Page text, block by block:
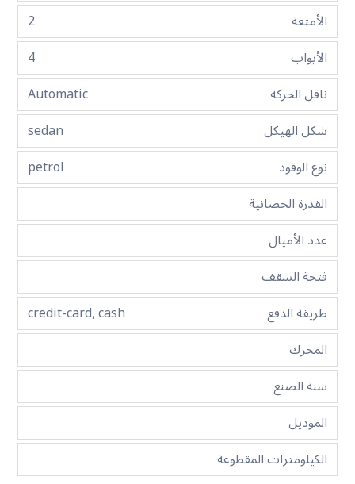
الأمتعة
2
الأبواب
4
ناقل الحركة
Automatic
شكل الهيكل
sedan
نوع الوقود
petrol
القدرة الحصانية
عدد الأميال
فتحة السقف
طريقة الدفع
credit-card, cash
المحرك
سنة الصنع
الموديل
الكيلومترات المقطوعة